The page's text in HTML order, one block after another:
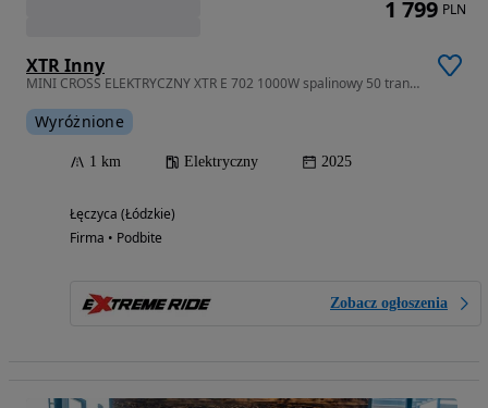
XTR Inny
MINI CROSS ELEKTRYCZNY XTR E 702 1000W spalinowy 50 transport RATY
Wyróżnione
1 km Elektryczny 2025
Łęczyca (Łódzkie)
Firma • Podbite
Zobacz ogłoszenia
1 799 PLN